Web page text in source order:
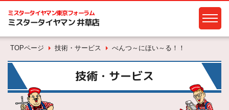
ミスタータイヤマン東京フォーラム
ミスタータイヤマン 井草店
TOPページ 技術・サービス べんつ～にほい～る！！
技術・サービス